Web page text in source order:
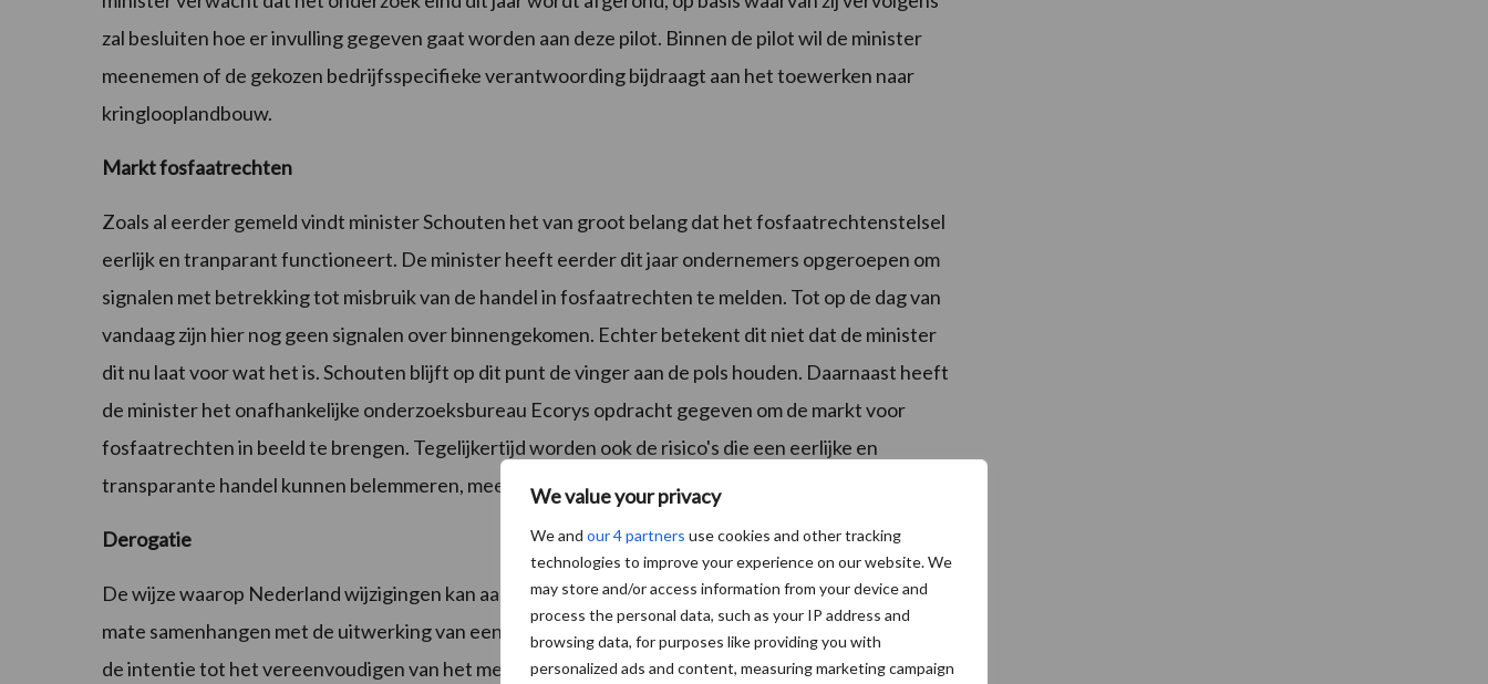
We value your privacy
We and our 4 partners use cookies and other tracking
technologies to improve your experience on our website. We
may store and/or access information from your device and
process the personal data, such as your IP address and
browsing data, for purposes like providing you with
personalized ads and content, measuring marketing campaign
zal besluiten hoe er invulling gegeven gaat worden aan deze pilot. Binnen de pilot wil de minister
meenemen of de gekozen bedrijfsspecifieke verantwoording bijdraagt aan het toewerken naar
kringlooplandbouw.
Markt fosfaatrechten
Zoals al eerder gemeld vindt minister Schouten het van groot belang dat het fosfaatrechtenstelsel
eerlijk en tranparant functioneert. De minister heeft eerder dit jaar ondernemers opgeroepen om
signalen met betrekking tot misbruik van de handel in fosfaatrechten te melden. Tot op de dag van
vandaag zijn hier nog geen signalen over binnengekomen. Echter betekent dit niet dat de minister
dit nu laat voor wat het is. Schouten blijft op dit punt de vinger aan de pols houden. Daarnaast heeft
de minister het onafhankelijke onderzoeksbureau Ecorys opdracht gegeven om de markt voor
fosfaatrechten in beeld te brengen. Tegelijkertijd worden ook de risico's die een eerlijke en
transparante handel kunnen belemmeren, meegenomen.
Derogatie
De wijze waarop Nederland wijzigingen kan aanbrengen in het huidige meststelsel, zal in belangrijke
mate samenhangen met de uitwerking van een toekomstige derogatie. Dit geldt bijvoorbeeld voor
de intentie tot het vereenvoudigen van het mestbeleid, in relatie tot de keuze voor bedrijfs- of